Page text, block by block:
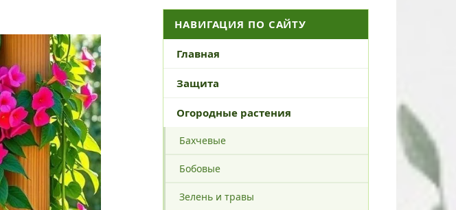
НАВИГАЦИЯ ПО САЙТУ
Главная
Защита
Огородные растения
Бахчевые
Бобовые
Зелень и травы